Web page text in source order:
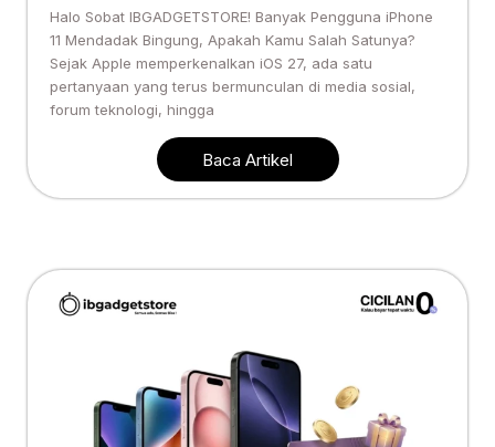
Halo Sobat IBGADGETSTORE! Banyak Pengguna iPhone
11 Mendadak Bingung, Apakah Kamu Salah Satunya?
Sejak Apple memperkenalkan iOS 27, ada satu
pertanyaan yang terus bermunculan di media sosial,
forum teknologi, hingga
Baca Artikel